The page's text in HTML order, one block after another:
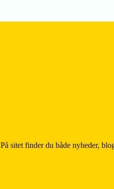
finder du både nyheder,